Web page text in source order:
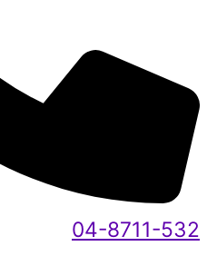
04-8711-532